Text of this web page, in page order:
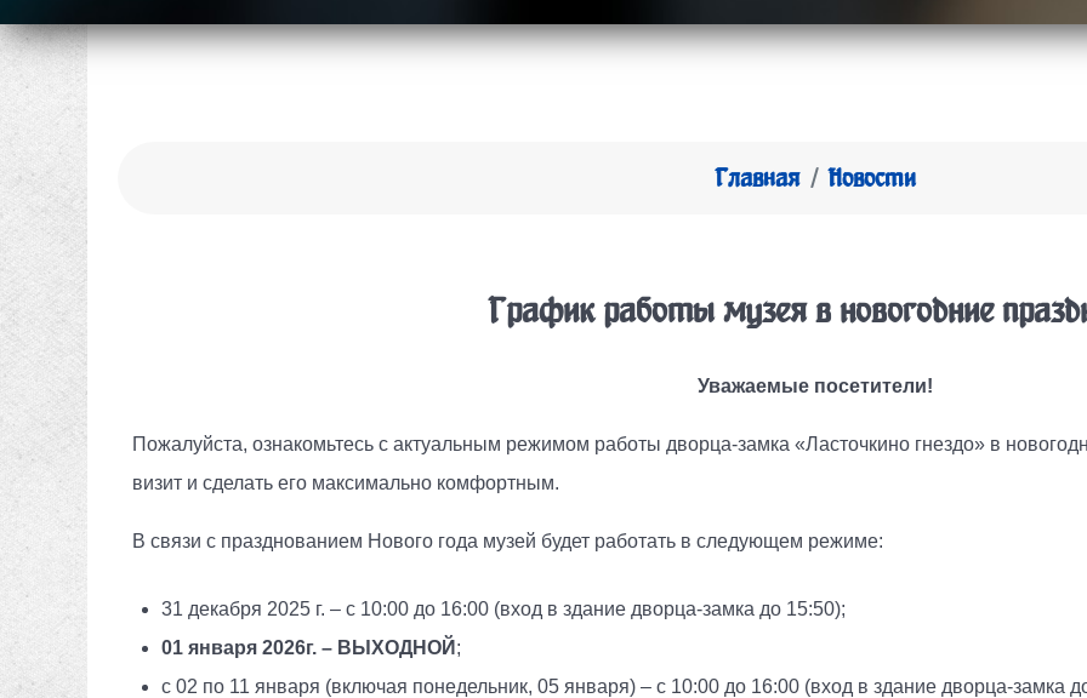
Главная Новости
График работы музея в новогодние
Уважаемые посетители!
Пожалуйста, ознакомьтесь с актуальным режимом работы дворца-замка «Ласточкино гнездо» в
визит и сделать его максимально комфортным.
В связи с празднованием Нового года музей будет работать в следующем режиме:
31 декабря 2025 г. – с 10:00 до 16:00 (вход в здание дворца-замка до 15:50);
01 января 2026г. – ВЫХОДНОЙ ;
с 02 по 11 января (включая понедельник, 05 января) – с 10:00 до 16:00 (вход в здание дворца-замка